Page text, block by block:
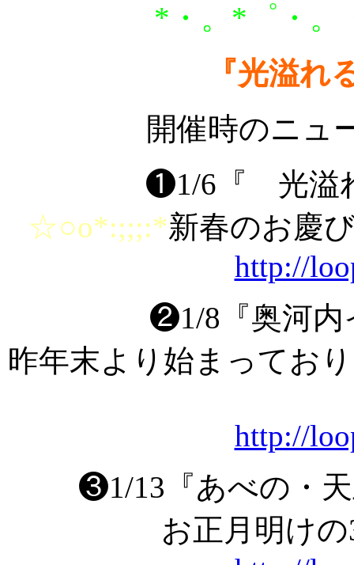
*・。*゜・。
『光溢れ
開催時のニュ
❶1/6『 光溢
☆○o*:;;;:*新春のお慶
http://
❷1/8『奥河
昨年末より始まってお
http://
❸1/13『あべの・
お正月明け